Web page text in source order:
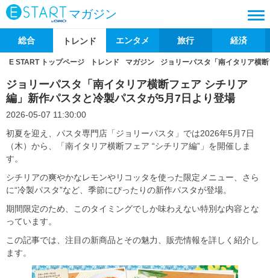
マガジン
総合 トレンド エンタメ 旅行 経済
E START トップページ トレンド マガジン ジョリーパスタ「南イタリア横
ジョリーパスタ「南イタリア横断フェア シチリア
編」新作パスタと冷製パスタが5月7日より登場
2026-05-07 11:30:00
初夏を迎え、パスタ専門店「ジョリーパスタ」では2026年5月7日
（木）から、「南イタリア横断フェア “シチリア編”」を開催しま
す。
シチリアの爽やかなレモンやリコッタを使った限定メニュー、さら
に“冷製パスタ”など、季節にぴったりの新作パスタが登場。
期間限定のため、このタイミングでしか味わえない特別な内容とな
っています。
この記事では、注目の新商品とその魅力、販売情報を詳しく紹介し
ます。